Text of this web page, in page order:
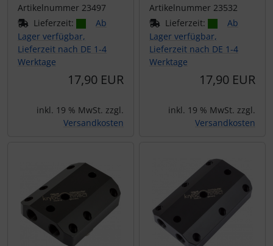
Artikelnummer 23497
Lieferzeit:
Ab
Lager verfügbar,
Lieferzeit nach DE 1-4
Werktage
17,90 EUR
inkl. 19 % MwSt. zzgl.
Versandkosten
Artikelnummer 23532
Lieferzeit:
Ab
Lager verfügbar,
Lieferzeit nach DE 1-4
Werktage
17,90 EUR
inkl. 19 % MwSt. zzgl.
Versandkosten